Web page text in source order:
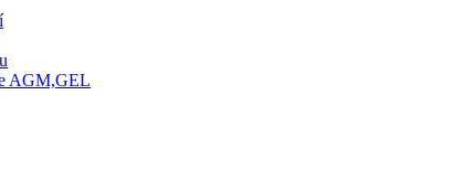
AGM,GEL